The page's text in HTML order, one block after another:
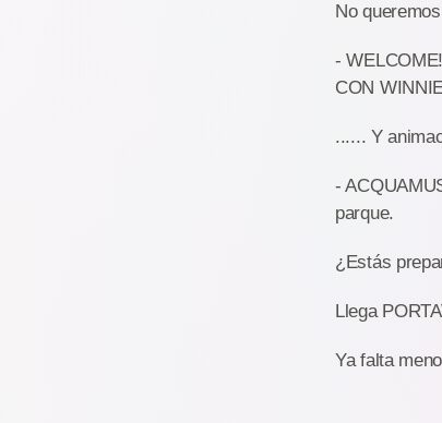
No
-
CON
...... Y
-
parque.
¿Estás
Llega
Ya falta